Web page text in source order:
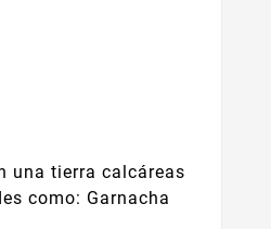
una tierra calcáreas
como: Garnacha